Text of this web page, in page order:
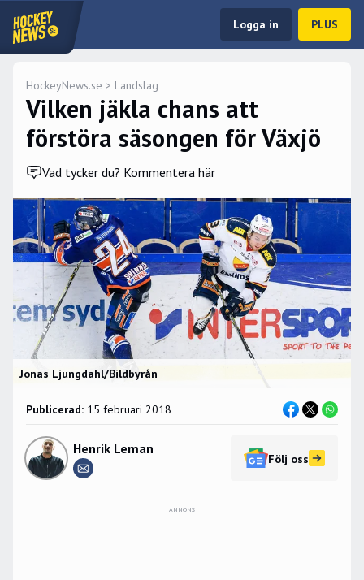
Logga in PLUS
HockeyNews.se > Landslag
Vilken jäkla chans att
förstöra säsongen för Växjö
Vad tycker du? Kommentera här
Jonas Ljungdahl/Bildbyrån
Publicerad: 15 februari 2018
Henrik Leman
Följ oss
ANNONS